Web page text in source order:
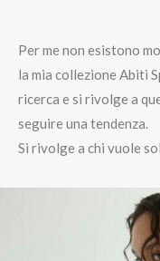
Per me non esistono
la mia collezione Abiti
ricerca e si rivolge a
seguire una tendenza.
Si rivolge a chi vuole